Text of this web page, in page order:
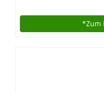
*Zum